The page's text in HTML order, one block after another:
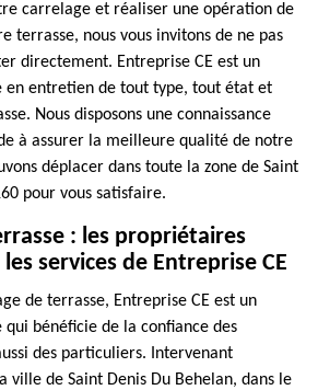
carrelage et réaliser une opération de
terrasse, nous vous invitons de ne pas
directement. Entreprise CE est un
en entretien de tout type, tout état et
Nous disposons une connaissance
à assurer la meilleure qualité de notre
déplacer dans toute la zone de Saint
pour vous satisfaire.
: les propriétaires
services de Entreprise CE
de terrasse, Entreprise CE est un
bénéficie de la confiance des
des particuliers. Intervenant
ville de Saint Denis Du Behelan, dans le